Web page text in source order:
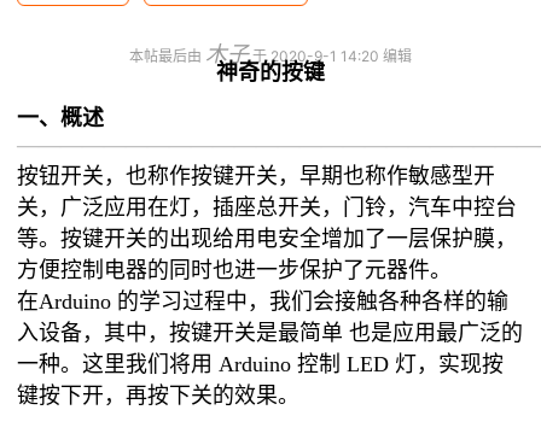
本帖最后由 木子于 2020-9-1 14:20 编辑
神奇的按键
一、概述
按钮开关，也称作按键开关，早期也称作敏感型开
关，广泛应用在灯，插座总开关，门铃，汽车中控台
等。按键开关的出现给用电安全增加了一层保护膜，
方便控制电器的同时也进一步保护了元器件。
在Arduino 的学习过程中，我们会接触各种各样的输
入设备，其中，按键开关是最简单 也是应用最广泛的
一种。这里我们将用 Arduino 控制 LED 灯，实现按
键按下开，再按下关的效果。